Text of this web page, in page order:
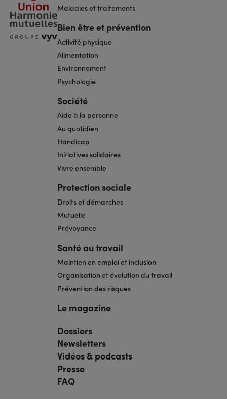
Maladies et traitements
Bien être et prévention
Activité physique
Alimentation
Environnement
Psychologie
Société
Aide à la personne
Au quotidien
Handicap
Initiatives solidaires
Vivre ensemble
Protection sociale
Droits et démarches
Mutuelle
Prévoyance
Santé au travail
Maintien en emploi et inclusion
Organisation et évolution du travail
Prévention des risques
Le magazine
Navigation
pied
de
page
bis
Dossiers
Newsletters
Vidéos & podcasts
Presse
FAQ